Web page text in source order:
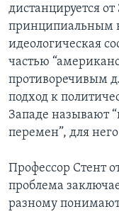
дистанцируется
принципиальным
идеологическая
частью
противоречивым
подход к
Западе называют
перемен”, для
Профессор Стент
проблема
разному